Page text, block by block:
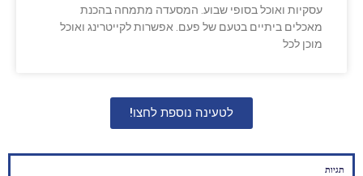
עסקיות ואוכל בסופי שבוע. המסעדה מתמחה בהכנת
מאכלים ביתיים בטעם של פעם. אפשרות לקייטרינג ואוכל
מוכן לכל
לטעינה נוספת לחצו!
תגיות